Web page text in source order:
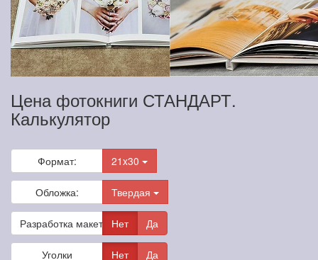
Цена фотокниги СТАНДАРТ.
Калькулятор
Формат: 21x30
Обложка: Твердая
Разработка макета Нет Да
Уголки Нет Да